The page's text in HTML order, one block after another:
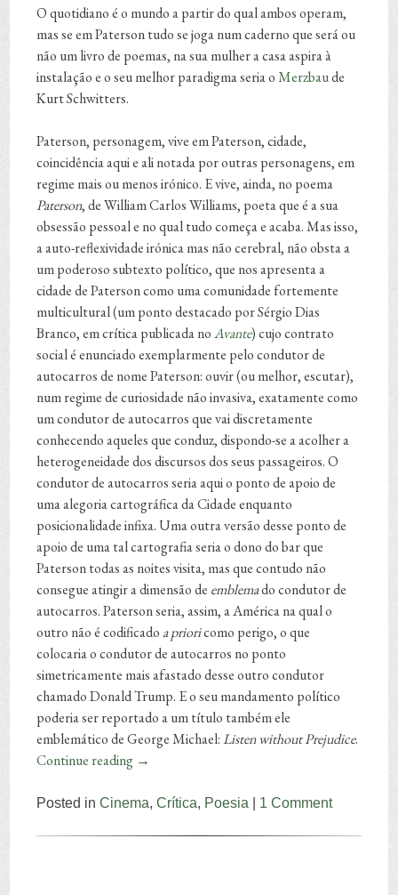
O quotidiano é o mundo a partir do qual ambos operam,
mas se em Paterson tudo se joga num caderno que será ou
não um livro de poemas, na sua mulher a casa aspira à
instalação e o seu melhor paradigma seria oMerzbaude
Kurt Schwitters.
Paterson, personagem, vive em Paterson, cidade,
coincidência aqui e ali notada por outras personagens, em
regime mais ou menos irónico. E vive, ainda, no poema
Paterson, de William Carlos Williams, poeta que é a sua
obsessão pessoal e no qual tudo começa e acaba. Mas isso,
a auto-reflexividade irónica mas não cerebral, não obsta a
um poderoso subtexto político, que nos apresenta a
cidade de Paterson como uma comunidade fortemente
multicultural (um ponto destacado por Sérgio Dias
Branco, em crítica publicada noAvante) cujo contrato
social é enunciado exemplarmente pelo condutor de
autocarros de nome Paterson: ouvir (ou melhor, escutar),
num regime de curiosidade não invasiva, exatamente como
um condutor de autocarros que vai discretamente
conhecendo aqueles que conduz, dispondo-se a acolher a
heterogeneidade dos discursos dos seus passageiros. O
condutor de autocarros seria aqui o ponto de apoio de
uma alegoria cartográfica da Cidade enquanto
posicionalidade infixa. Uma outra versão desse ponto de
apoio de uma tal cartografia seria o dono do bar que
Paterson todas as noites visita, mas que contudo não
consegue atingir a dimensão de emblemado condutor de
autocarros. Paterson seria, assim, a América na qual o
outro não é codificado a prioricomo perigo, o que
colocaria o condutor de autocarros no ponto
simetricamente mais afastado desse outro condutor
chamado Donald Trump. E o seu mandamento político
poderia ser reportado a um título também ele
emblemático de George Michael:Listen without Prejudice.
Continue reading →
Posted inCinema,Crítica, Poesia 1 Comment